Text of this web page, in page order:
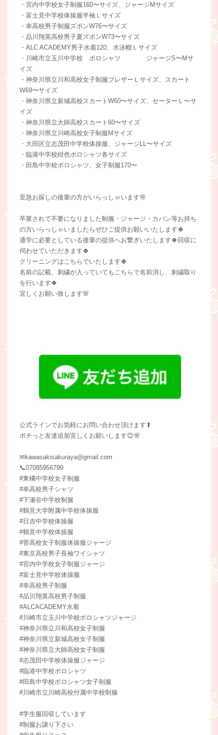
・宮内中学校女子制服160〜サイズ、ジャージMサイズ
・富士見中学校体操服半袖Ｌサイズ
・幸高校男子制服ズボンW76〜サイズ
・品川翔英高校男子夏ズボンW73〜サイズ
・ALC ACADEMY男子水着120、水泳帽Ｌサイズ
・川崎市立玉川中学校 ポロシャツ ジャージS〜Mサ
イズ
・神奈川県立川和高校女子制服ブレザーＬサイズ、スカート
W69〜サイズ
・神奈川県立新城高校スカートW60〜サイズ、セーターＬ〜サ
イズ
・神奈川県立大師高校スカート60〜サイズ
・神奈川県立川崎高校女子制服Mサイズ
・大田区立志茂田中学校体操服、ジャージLL〜サイズ
・臨港中学校紺色ポロシャツ各サイズ
・田島中学校ポロシャツ、女子制服170〜
至急お探しの後輩の方がいらっしゃいます🌸
卒業されて不要になりました制服・ジャージ・カバン等お持ち
の方いらっしゃいましたらぜひご提供お願いいたします🍀
通学に必要としている後輩の提供へお繋ぎいたします🍀回収に
伺わせていただきます🍀
クリーニングはこちらでいたします🍀
名前の記載、刺繍が入っていてもこちらで名前消し、刺繍取り
を行います🍀
宜しくお願い致します🌸
公式ラインでお気軽にお問い合わせ頂けます⬆
ポチっと友達追加宜しくお願いします😊🌸
✉kawasakisakuraya@gmail.com
📞07085956799
#東橘中学校女子制服
#幸高校男子シャツ
#下瀬谷中学校制服
#鶴見大学附属中学校体操服
#日吉中学校体操服
#鶴見中学校体操服
#菅高校女子制服体操服ジャージ
#東京高校男子長袖ワイシャツ
#宮内中学校女子制服ジャージ
#富士見中学校体操服
#幸高校男子制服
#品川翔英高校男子制服
#ALCACADEMY水着
#川崎市立玉川中学校ポロシャツジャージ
#神奈川県立川和高校女子制服
#神奈川県立新城高校女子制服
#神奈川県立大師高校女子制服
#志茂田中学校体操服ジャージ
#臨港中学校ポロシャツ
#田島中学校ポロシャツ女子制服
#川崎市立川崎高校付属中学校制服
#学生服回収しています
#制服お譲り下さい